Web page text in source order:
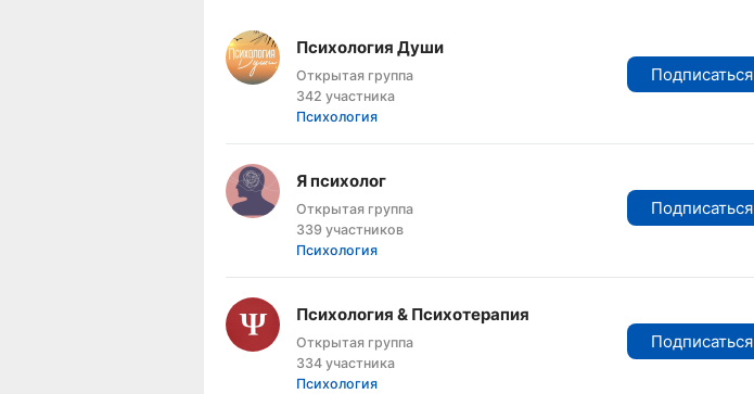
Психология Души
Открытая группа
342 участника
Психология
Подписаться
Я психолог
Открытая группа
339 участников
Психология
Подписаться
Психология & Психотерапия
Открытая группа
334 участника
Психология
Подписаться